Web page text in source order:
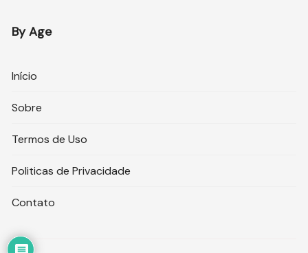
By Age
Início
Sobre
Termos de Uso
Politicas de Privacidade
Contato